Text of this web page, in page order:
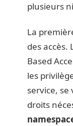
plusieurs
La
des accès.
Based
les
service,
droits